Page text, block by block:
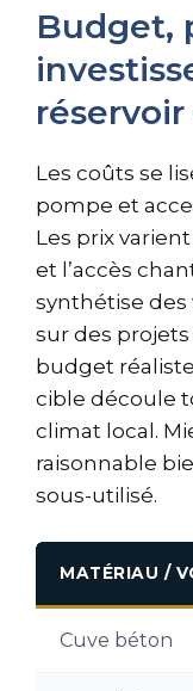
Budget,
Les coûts se
pompe et
Les prix
et l’accès
synthétise des
sur des
budget
cible découle
climat local.
raisonnable
sous-utilisé.
MATÉRIAU /
Cuve béton